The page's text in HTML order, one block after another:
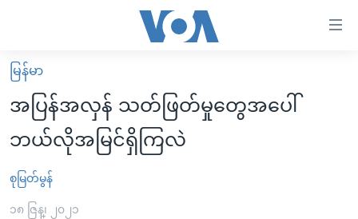
လွယ်ကူ
စေ
များ
ပင်မ
မူလစာမျက်နှာ
မြန်မာ
ကမ္ဘာ့သတင်းများ
နိုင်ငံတကာ
အမေရိကန်
ဗွီဒီယို
သတင်းလွတ်လပ်ခွင့်
မြန်မာ
အပြန်အလှန် သတ်ဖြတ်မှုတွေအပေါ်
ဘယ်လိုအမြင်ရှိကြလဲ
စုမြတ်မွန်
၁၈ ဇြန္၊ ၂၀၂၁